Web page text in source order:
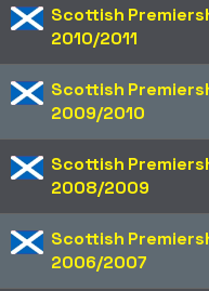
Scottish
2010/2011
Scottish
2009/2010
Scottish
2008/2009
Scottish
2006/2007